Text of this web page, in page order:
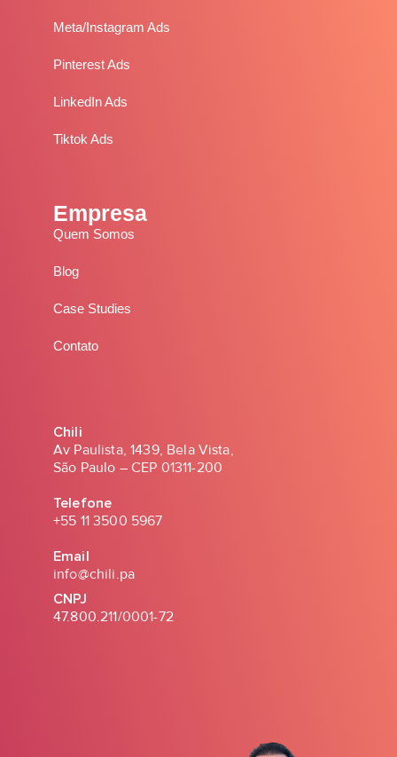
Meta/Instagram Ads
Pinterest Ads
LinkedIn Ads
Tiktok Ads
Empresa
Quem Somos
Blog
Case Studies
Contato
Chili
Av Paulista, 1439, Bela Vista,
São Paulo – CEP 01311-200
Telefone
+55 11 3500 5967
Email
info@chili.pa
CNPJ
47.800.211/0001-72